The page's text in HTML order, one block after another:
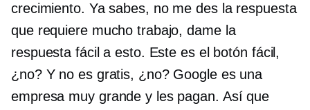
crecimiento. Ya sabes, no me des la respuesta
que requiere mucho trabajo, dame la
respuesta fácil a esto. Este es el botón fácil,
¿no? Y no es gratis, ¿no? Google es una
empresa muy grande y les pagan. Así que